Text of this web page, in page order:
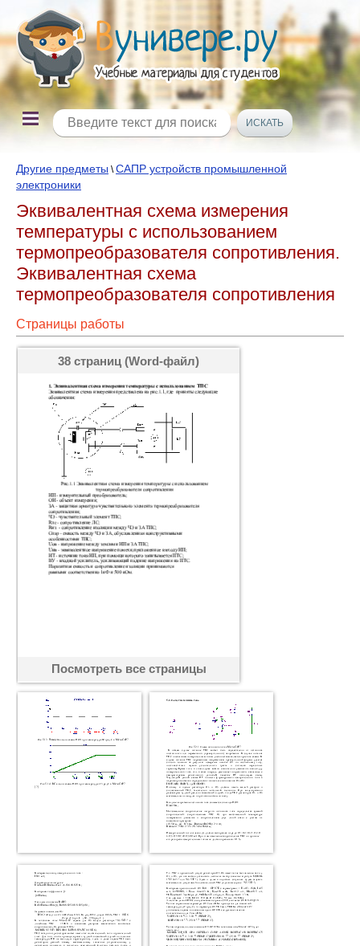
Другие предметы \САПР устройств промышленной
электроники
Эквивалентная схема измерения
температуры с использованием
термопреобразователя сопротивления.
Эквивалентная схема
термопреобразователя сопротивления
Страницы работы
38 страниц (Word-файл)
Посмотреть все страницы